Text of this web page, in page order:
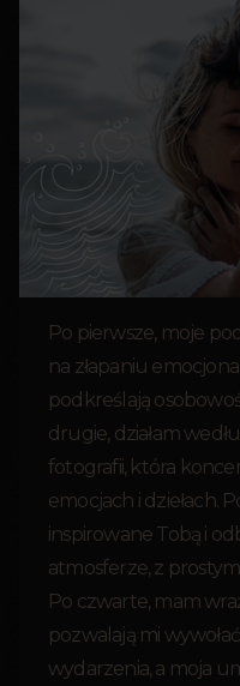
Po pierwsze, moje
na złapaniu
podkreślają
drugie, działam
fotografii, która
emocjach i dziełach.
inspirowane Tobą i
atmosferze, z
Po czwarte, mam
pozwalają mi
wydarzenia, a moja